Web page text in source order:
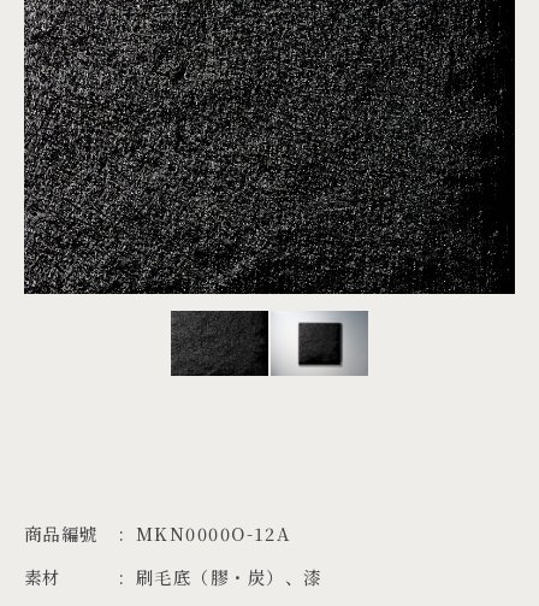
MATERIALS
PRODUCTS
ARTWORK
PROJECTS
ZH
商品編號
MKN0000O-12A
素材
刷毛底（膠・炭）、漆